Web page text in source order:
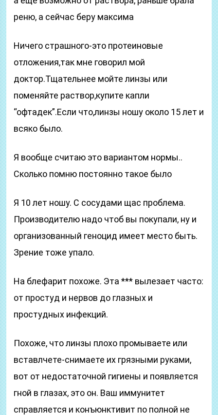
реню, а сейчас беру максима
Ничего страшного-это протеиновые
отложения,так мне говорил мой
доктор.Тщательнее мойте линзы или
поменяйте раствор,купите капли
“офтадек”.Если что,линзы ношу около 15 лет и
всяко было.
Я вообще считаю это вариантом нормы..
Сколько помню постоянно такое было
Я 10 лет ношу. С сосудами щас проблема.
Производителю надо чтоб вы покупали, ну и
организованный геноцид имеет место быть.
Зрение тоже упало.
На блефарит похоже. Эта *** вылезает часто:
от простуд и нервов до глазных и
простудных инфекций.
Похоже, что линзы плохо промываете или
вставлчете-снимаете их грязными руками,
вот от недостаточной гигиены и появляется
гной в глазах, это он. Ваш иммунитет
справляется и конъюнктивит по полной не